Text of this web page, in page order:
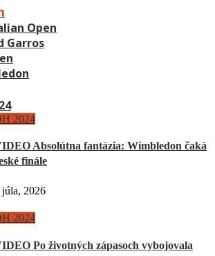
Open
Garros
2024
Absolútna fantázia: Wimbledon čaká
finále
júla, 2026
2024
Po životných zápasoch vybojovala